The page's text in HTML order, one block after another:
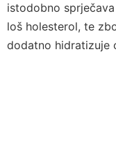
istodobno
loš holesterol, te
dodatno hidratizuje